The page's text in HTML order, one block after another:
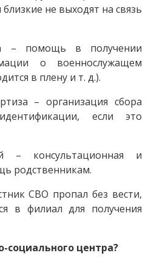
не выходят на связь
– помощь в получении
о военнослужащем
в плену и т. д.).
– организация сбора
если это
– консультационная и
родственникам.
СВО пропал без вести,
в филиал для получения
социального центра?